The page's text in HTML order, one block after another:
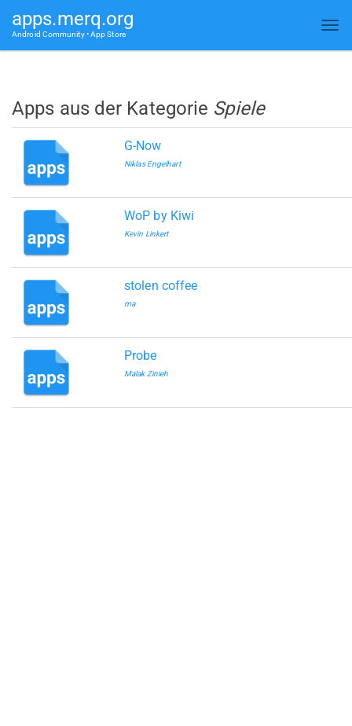
apps.merq.org
Android Community • App Store
Apps aus der Kategorie Spiele
G-Now
Niklas Engelhart
WoP by Kiwi
Kevin Linkert
stolen coffee
ma
Probe
Malak Zinieh